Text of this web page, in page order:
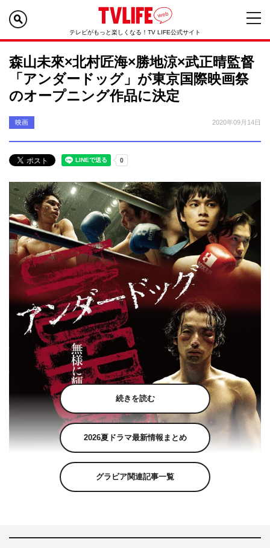
テレビがもっと楽しくなる！TV LIFE公式サイト
森山未來×北村匠海×勝地涼×武正晴監督
「アンダードッグ」が東京国際映画祭
のオープニング作品に決定
映画 2020年09月14日
続きを読む
2026夏ドラマ最新情報まとめ
グラビア関連記事一覧